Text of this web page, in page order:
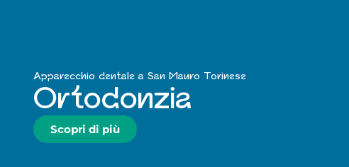
Apparecchio dentale a San Mauro Torinese
Ortodonzia
Scopri di più